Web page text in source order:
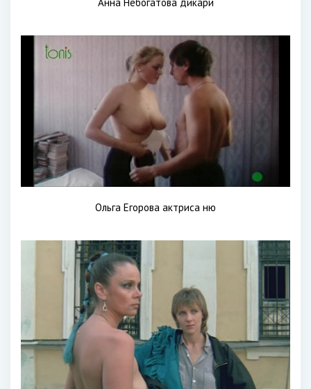
Ольга Егорова актриса ню